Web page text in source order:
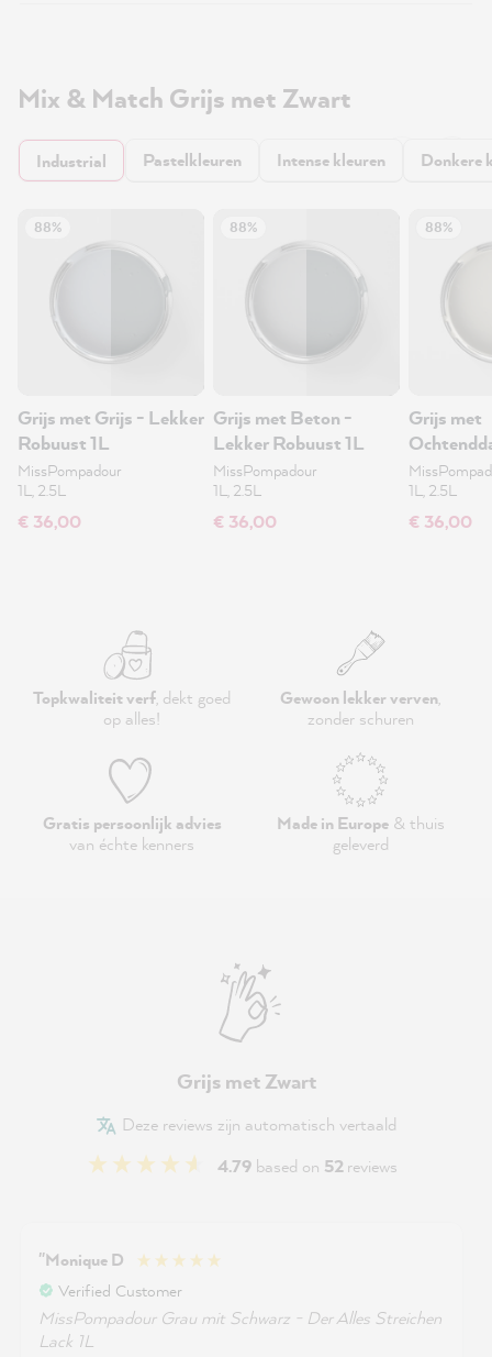
Mix & Match Grijs met Zwart
Industrial Pastelkleuren Intense kleuren Donkere
88%
Grijs met Grijs - Lekker
Robuust 1L
MissPompadour
1L, 2.5L
€ 36,00
88%
Grijs met Beton -
Lekker Robuust 1L
MissPompadour
1L, 2.5L
€ 36,00
88%
Grijs met
Robuust
1L, 2.5L
€ 36,00
Topkwaliteit verf, dekt goed
op alles!
Gewoon lekker verven,
zonder schuren
Gratis persoonlijk advies
van échte kenners
Made in Europe& thuis
geleverd
Grijs met Zwart
Deze reviews zijn automatisch vertaald
4.79 based on 52reviews
"Monique D
Verified Customer
MissPompadour Grau mit Schwarz - Der Alles Streichen
Lack 1L